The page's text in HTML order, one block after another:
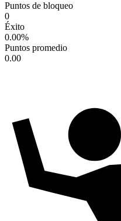
Puntos de bloqueo
0
Éxito
0.00%
Puntos promedio
0.00